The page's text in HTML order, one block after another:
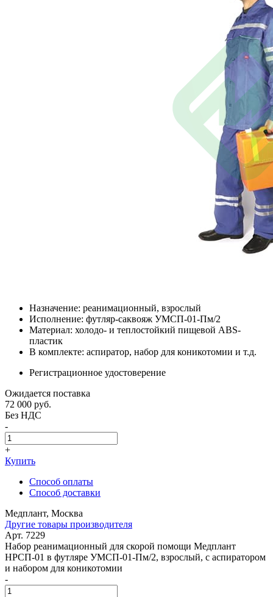
Назначение: реанимационный, взрослый
Исполнение: футляр-саквояж УМСП-01-Пм/2
Материал: холодо- и теплостойкий пищевой ABS-
пластик
В комплекте: аспиратор, набор для коникотомии и т.д.
Регистрационное удостоверение
Ожидается поставка
72 000 руб.
Без НДС
-
+
Купить
Способ оплаты
Способ доставки
Медплант, Москва
Другие товары производителя
Арт. 7229
Набор реанимационный для скорой помощи Медплант
НРСП-01 в футляре УМСП-01-Пм/2, взрослый, с аспиратором
и набором для коникотомии
-